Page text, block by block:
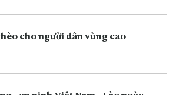
cho người dân vùng cao